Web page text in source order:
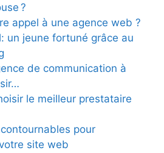
?
appel à une agence web ?
un jeune fortuné grâce au
de communication à
le meilleur prestataire
pour
site web